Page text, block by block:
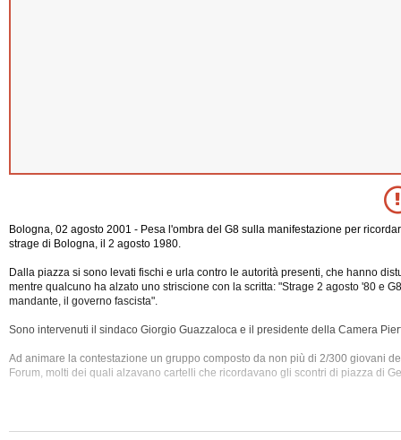
Bologna, 02 agosto 2001 - Pesa l'ombra del G8 sulla manifestazione per
strage di Bologna, il 2 agosto 1980.
Dalla piazza si sono levati fischi e urla contro le autorità presenti, che hanno
mentre qualcuno ha alzato uno striscione con la scritta: "Strage 2 agosto '80 e
mandante, il governo fascista".
Sono intervenuti il sindaco Giorgio Guazzaloca e il presidente della Camera
Ad animare la contestazione un gruppo composto da non più di 2/300 giovani
Forum, molti dei quali alzavano cartelli che ricordavano gli scontri di piazza di